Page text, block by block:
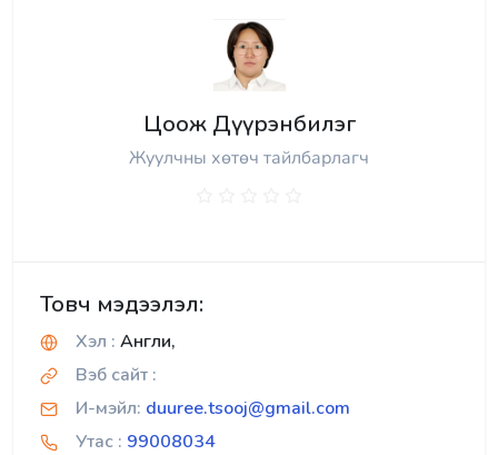
Цоож Дүүрэнбилэг
Жуулчны хөтөч тайлбарлагч
Товч мэдээлэл:
Хэл : Англи,
Вэб сайт :
И-мэйл: duuree.tsooj@gmail.com
Утас : 99008034